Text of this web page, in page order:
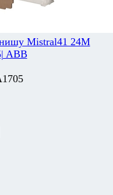
нишу Mistral41 24М
ABB